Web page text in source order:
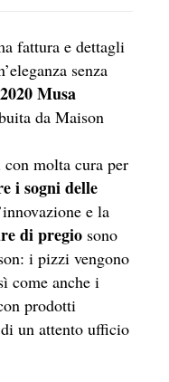
fattura e dettagli
senza
Musa
da Maison
molta cura per
i sogni delle
e la
di pregio sono
i pizzi vengono
come anche i
prodotti
un attento ufficio